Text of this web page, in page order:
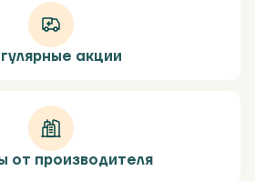
акции
от производителя